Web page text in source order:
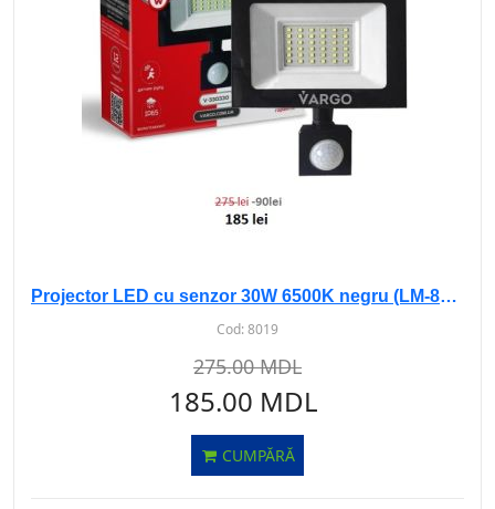
Projector LED cu senzor 30W 6500K negru (LM-8863)
Cod:8019
275.00 MDL
185.00 MDL
CUMPĂRĂ